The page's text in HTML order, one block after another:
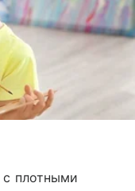
с плотными